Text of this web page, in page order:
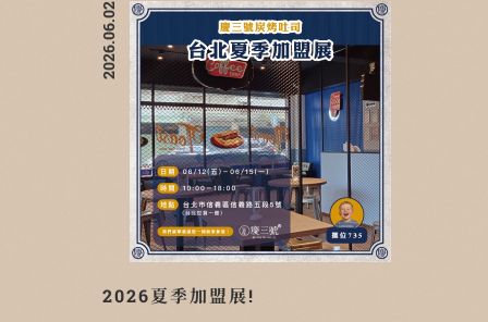
2026夏季加盟展!
2026.06.02